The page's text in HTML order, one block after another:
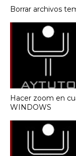
Borrar archivos
Hacer zoom en
WINDOWS